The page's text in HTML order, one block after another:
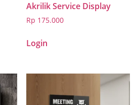
Akrilik Service Display
Rp 175.000
Login